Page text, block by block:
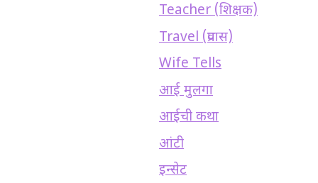
Teacher (शिक्षक)
Travel (प्रवास)
Wife Tells
आई मुलगा
आईची कथा
आंटी
इन्सेट